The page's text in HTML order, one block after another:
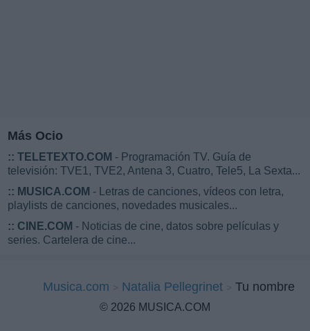
Más Ocio
:: TELETEXTO.COM - Programación TV. Guía de
televisión: TVE1, TVE2, Antena 3, Cuatro, Tele5, La Sexta...
:: MUSICA.COM - Letras de canciones, vídeos con letra,
playlists de canciones, novedades musicales...
:: CINE.COM - Noticias de cine, datos sobre películas y
series. Cartelera de cine...
Musica.com Natalia Pellegrinet Tu nombre
© 2026 MUSICA.COM